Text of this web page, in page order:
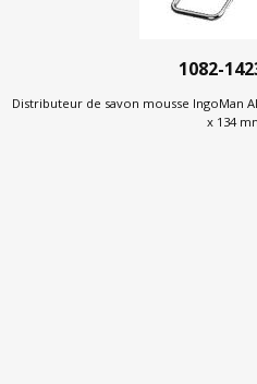
1082-
Distributeur de savon mousse IngoMan
x 134